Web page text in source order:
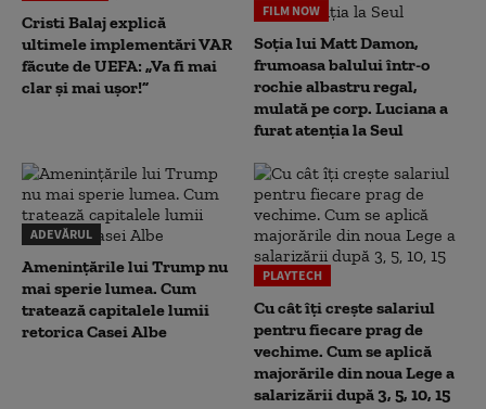
Cristi Balaj explică
ultimele implementări VAR
făcute de UEFA: „Va fi mai
clar și mai ușor!”
FILM NOW
Soția lui Matt Damon,
frumoasa balului într-o
rochie albastru regal,
mulată pe corp. Luciana a
furat atenția la Seul
ADEVĂRUL
Amenințările lui Trump nu
mai sperie lumea. Cum
tratează capitalele lumii
retorica Casei Albe
PLAYTECH
Cu cât îți crește salariul
pentru fiecare prag de
vechime. Cum se aplică
majorările din noua Lege a
salarizării după 3, 5, 10, 15